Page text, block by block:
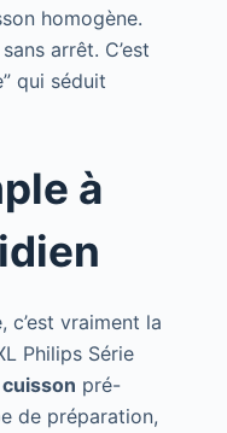
homogène.
arrêt. C’est
qui séduit
à
c’est vraiment la
Philips Série
pré-
de préparation,